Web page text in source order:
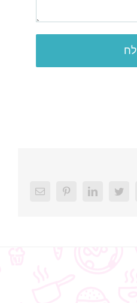
Facebook
Twitter
LinkedIn
Pinterest
Email